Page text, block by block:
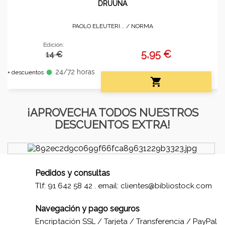
DRUUNA
PAOLO ELEUTERI... / NORMA
Edición:
14 €
+ descuentos fiber_manual_record 24/72 horas
5,95 €

¡APROVECHA TODOS NUESTROS
DESCUENTOS EXTRA!
Pedidos y consultas
Tlf: 91 642 58 42 . email: clientes@bibliostock.com
Navegación y pago seguros
Encriptación SSL / Tarjeta / Transferencia / PayPal